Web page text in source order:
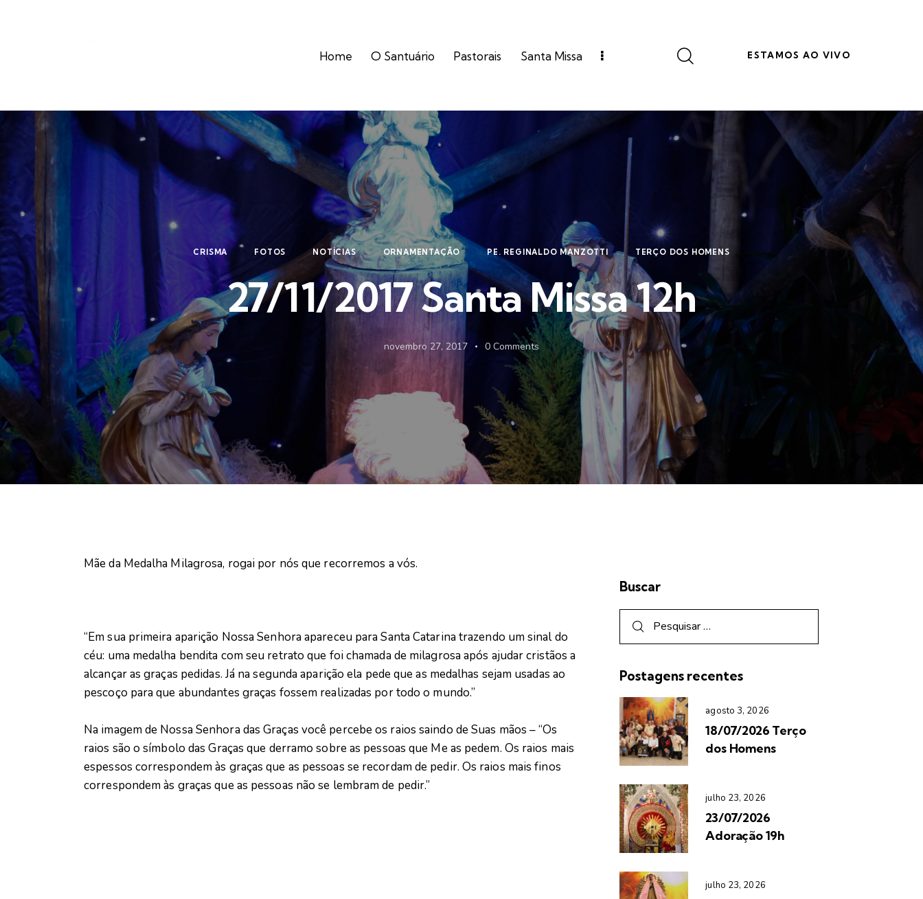
Home O Santuário Pastorais Santa Missa ESTAMOS AO VIVO
CRISMA FOTOS NOTÍCIAS ORNAMENTAÇÃO PE. REGINALDO MANZOTTI TERÇO DOS HOMENS
27/11/2017 Santa Missa 12h
novembro 27, 2017 0 Comments
Mãe da Medalha Milagrosa, rogai por nós que recorremos a vós.
“Em sua primeira aparição Nossa Senhora apareceu para Santa Catarina trazendo um sinal do
céu: uma medalha bendita com seu retrato que foi chamada de milagrosa após ajudar cristãos a
alcançar as graças pedidas. Já na segunda aparição ela pede que as medalhas sejam usadas ao
pescoço para que abundantes graças fossem realizadas por todo o mundo.”
Na imagem de Nossa Senhora das Graças você percebe os raios saindo de Suas mãos – “Os
raios são o símbolo das Graças que derramo sobre as pessoas que Me as pedem. Os raios mais
espessos correspondem às graças que as pessoas se recordam de pedir. Os raios mais finos
correspondem às graças que as pessoas não se lembram de pedir.”
Buscar
Postagens recentes
agosto 3, 2026
18/07/2026 Terço
dos Homens
julho 23, 2026
23/07/2026
Adoração 19h
julho 23, 2026